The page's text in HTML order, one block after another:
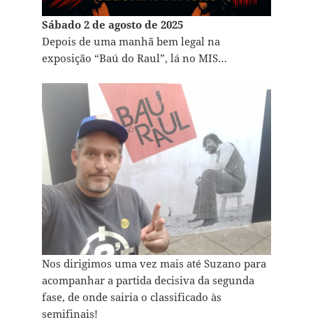
Sábado 2 de agosto de 2025
Depois de uma manhã bem legal na
exposição “Baú do Raul”, lá no MIS…
Nos dirigimos uma vez mais até Suzano para
acompanhar a partida decisiva da segunda
fase, de onde sairia o classificado às
semifinais!